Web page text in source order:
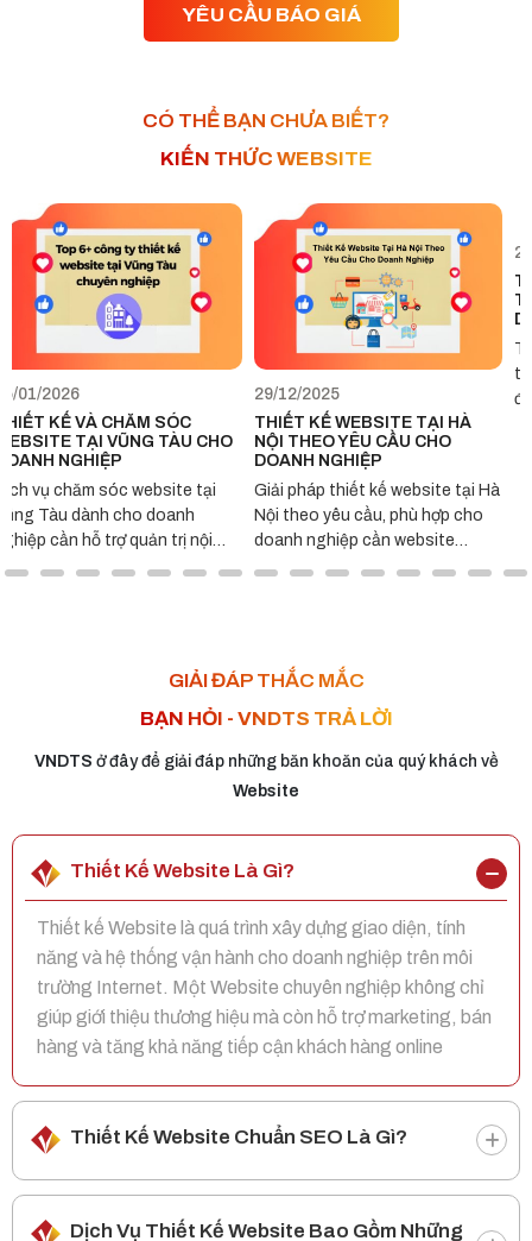
CÓ THỂ BẠN CHƯA BIẾT?
KIẾN THỨC WEBSITE
29/12/2025
THIẾT KẾ WEBSITE TẠI HÀ
NỘI THEO YÊU CẦU CHO
DOANH NGHIỆP
Giải pháp thiết kế website tại Hà
Nội theo yêu cầu, phù hợp cho
doanh nghiệp cần website
26/12/2025
THIẾT KẾ WEBSITE TẠI
TP.HCM THEO YÊU CẦU
DOANH NGHIỆP
Thiết kế website tại
theo yêu cầu với giao diện
đại, tối ưu trải nghiệm người
GIẢI ĐÁP THẮC MẮC
BẠN HỎI - VNDTS TRẢ LỜI
VNDTS ở đây để giải đáp những băn khoăn của quý khách về
Website
Thiết Kế Website Là Gì?
Thiết kế Website là quá trình xây dựng giao diện, tính
năng và hệ thống vận hành cho doanh nghiệp trên môi
trường Internet. Một Website chuyên nghiệp không chỉ
giúp giới thiệu thương hiệu mà còn hỗ trợ marketing, bán
hàng và tăng khả năng tiếp cận khách hàng online
Thiết Kế Website Chuẩn SEO Là Gì?
Dịch Vụ Thiết Kế Website Bao Gồm Những